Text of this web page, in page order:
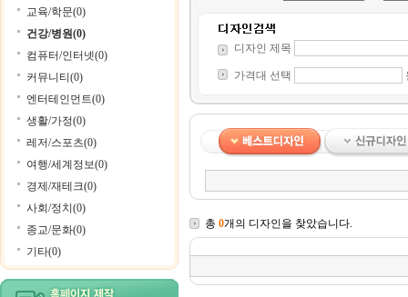
교육/학문(0)
건강/병원(0)
컴퓨터/인터넷(0)
커뮤니티(0)
엔터테인먼트(0)
생활/가정(0)
레저/스포츠(0)
여행/세계정보(0)
경제/재테크(0)
사회/정치(0)
종교/문화(0)
기타(0)
디자인 제목
가격대 선택
총 0개의 디자인을 찾았습니다.